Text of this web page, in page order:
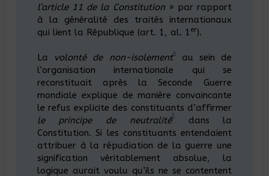
l’article 11 de la Constitution» par rapport
à la généralité des traités internationaux
qui lient la République (art. 1, al. 1 er).
La volonté de non-isolement4au sein de
l’organisation internationale qui se
reconstituait après la Seconde Guerre
mondiale explique de manière convaincante
le refus explicite des constituants d’affirmer
le principe de neutralité5dans la
Constitution. Si les constituants entendaient
attribuer à la répudiation de la guerre une
signification véritablement absolue, la
logique aurait voulu qu’ils ne se contentent